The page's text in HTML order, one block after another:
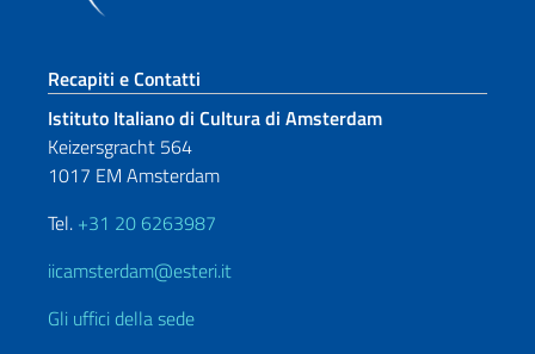
Sezione footer
Recapiti e Contatti
Istituto Italiano di Cultura di Amsterdam
Keizersgracht 564
1017 EM Amsterdam
Tel. +31 20 6263987
iicamsterdam@esteri.it
Gli uffici della sede